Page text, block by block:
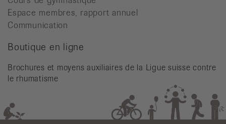
Espace membres, rapport annuel
Communication
Boutique en ligne
Brochures et moyens auxiliaires de la Ligue suisse contre
le rhumatisme